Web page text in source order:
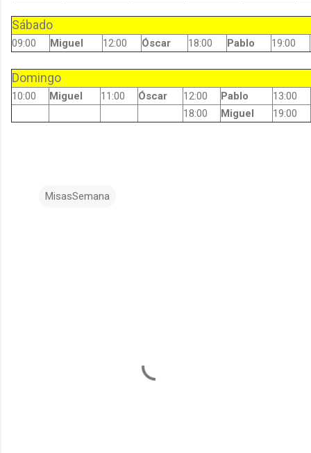
Sábado
09:00 Miguel 12:00 Óscar 18:00 Pablo 19:00
Domingo
10:00 Miguel 11:00 Óscar 12:00 Pablo
13:00
18:00
Miguel 19:00
MisasSemana